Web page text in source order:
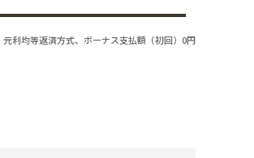
利均等返済方式、ボーナス支払額（初回）0円